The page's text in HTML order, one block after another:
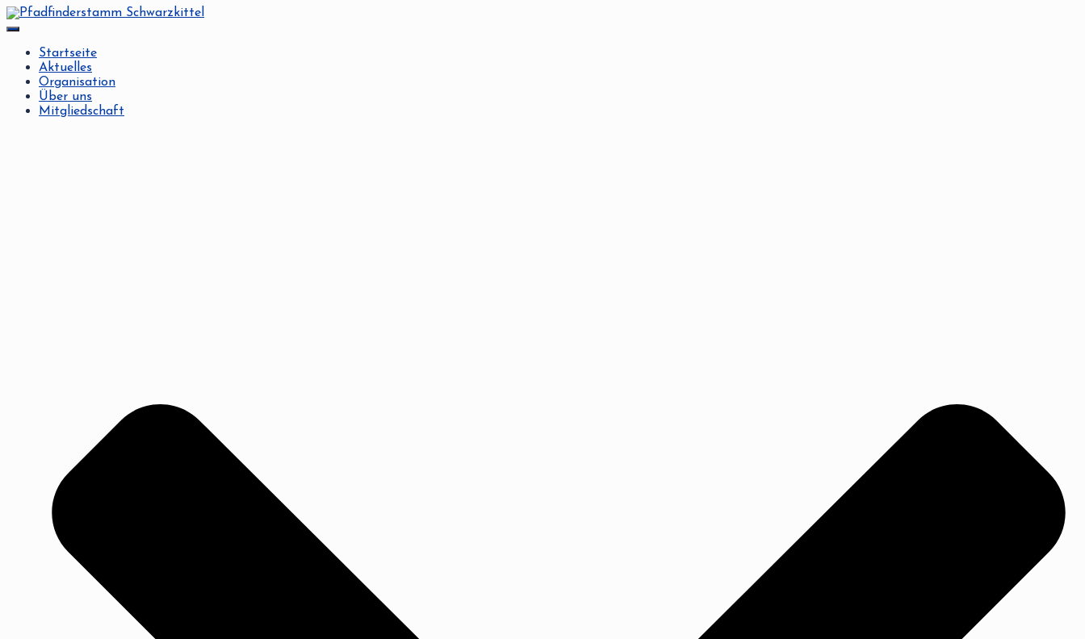
Navigation
umschalten
Startseite
Aktuelles
Organisation
Über uns
Mitgliedschaft